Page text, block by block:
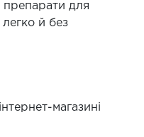
препарати для
легко й без
магазині